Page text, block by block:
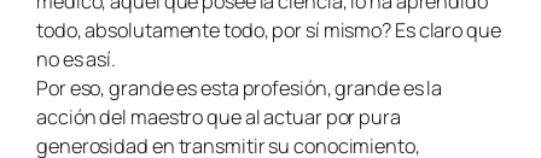
todo, absolutamente todo, por sí mismo? Es claro que
no es así.
Por eso, grande es esta profesión, grande es la
acción del maestro que al actuar por pura
generosidad en transmitir su conocimiento,